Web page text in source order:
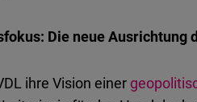
Die neue Ausrichtung
ihre Vision einer